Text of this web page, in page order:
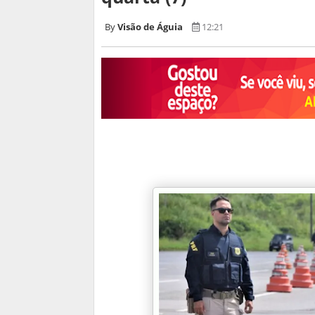
Visão de Águia 12:21